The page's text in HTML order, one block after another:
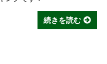
続きを読む